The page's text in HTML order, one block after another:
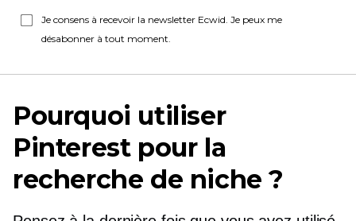
Je consens à recevoir la newsletter Ecwid. Je peux me
désabonner à tout moment.
Pourquoi utiliser
Pinterest pour la
recherche de niche ?